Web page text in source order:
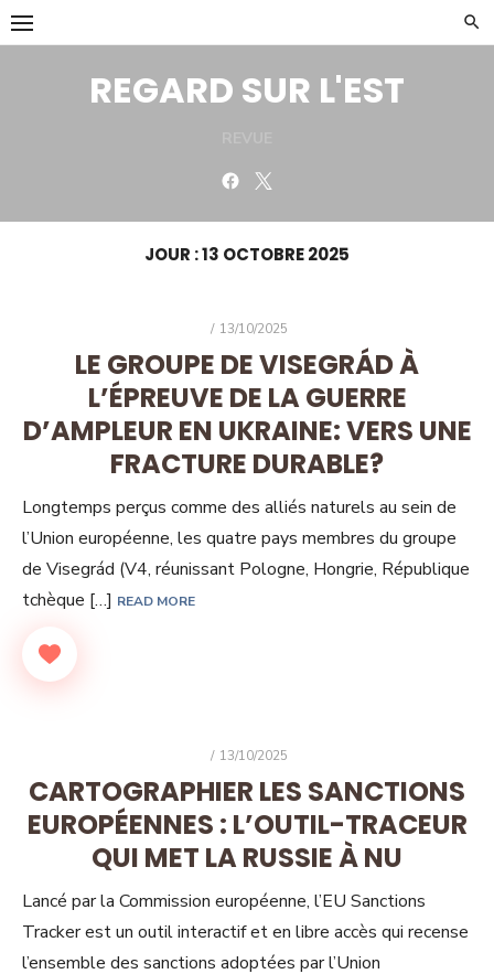
Skip
to
REGARD SUR L'EST
Facebook
JOUR :13 OCTOBRE 2025
POSTED
13/10/2025
LE GROUPE DE VISEGRÁD À
L’ÉPREUVE DE LA GUERRE
D’AMPLEUR EN UKRAINE: VERS UNE
FRACTURE DURABLE?
Longtemps perçus comme des alliés naturels au sein de
l’Union européenne, les quatre pays membres du groupe
de Visegrád (V4, réunissant Pologne, Hongrie, République
tchèque […] READ MORE
POSTED
13/10/2025
CARTOGRAPHIER LES SANCTIONS
EUROPÉENNES : L’OUTIL-TRACEUR
QUI MET LA RUSSIE À NU
Lancé par la Commission européenne, l’EU Sanctions
Tracker est un outil interactif et en libre accès qui recense
l’ensemble des sanctions adoptées par l’Union